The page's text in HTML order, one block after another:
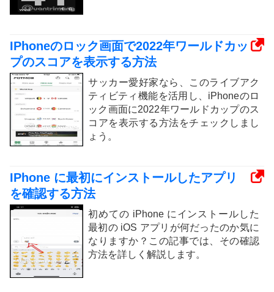
IPhoneのロック画面で2022年ワールドカッ
プのスコアを表示する方法
サッカー愛好家なら、このライブアク
ティビティ機能を活用し、iPhoneのロ
ック画面に2022年ワールドカップのス
コアを表示する方法をチェックしまし
ょう。
IPhone に最初にインストールしたアプリ
を確認する方法
初めての iPhone にインストールした
最初の iOS アプリが何だったのか気に
なりますか？この記事では、その確認
方法を詳しく解説します。